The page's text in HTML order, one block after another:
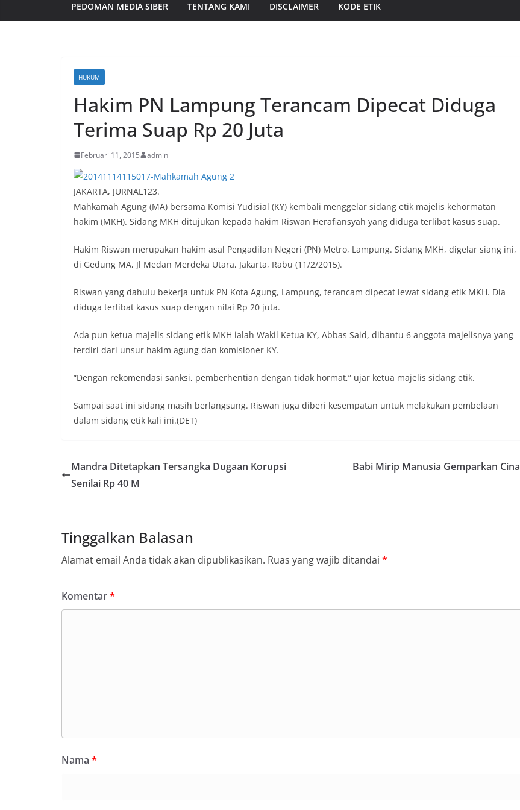
PEDOMAN MEDIA SIBER TENTANG KAMI DISCLAIMER KODE ETIK
HUKUM
Hakim PN Lampung Terancam Dipecat Diduga
Terima Suap Rp 20 Juta
Februari 11, 2015 admin
JAKARTA, JURNAL123.
Mahkamah Agung (MA) bersama Komisi Yudisial (KY) kembali menggelar sidang etik majelis kehormatan
hakim (MKH). Sidang MKH ditujukan kepada hakim Riswan Herafiansyah yang diduga terlibat kasus suap.
Hakim Riswan merupakan hakim asal Pengadilan Negeri (PN) Metro, Lampung. Sidang MKH, digelar siang ini,
di Gedung MA, Jl Medan Merdeka Utara, Jakarta, Rabu (11/2/2015).
Riswan yang dahulu bekerja untuk PN Kota Agung, Lampung, terancam dipecat lewat sidang etik MKH. Dia
diduga terlibat kasus suap dengan nilai Rp 20 juta.
Ada pun ketua majelis sidang etik MKH ialah Wakil Ketua KY, Abbas Said, dibantu 6 anggota majelisnya yang
terdiri dari unsur hakim agung dan komisioner KY.
“Dengan rekomendasi sanksi, pemberhentian dengan tidak hormat,” ujar ketua majelis sidang etik.
Sampai saat ini sidang masih berlangsung. Riswan juga diberi kesempatan untuk melakukan pembelaan
dalam sidang etik kali ini.(DET)
Mandra Ditetapkan Tersangka Dugaan Korupsi
Senilai Rp 40 M
Babi Mirip Manusia Gemparkan Cina
Tinggalkan Balasan
Alamat email Anda tidak akan dipublikasikan. Ruas yang wajib ditandai *
Komentar*
Nama *